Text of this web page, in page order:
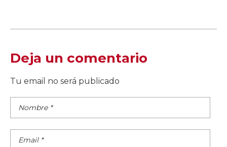
Deja un comentario
Tu email no será publicado